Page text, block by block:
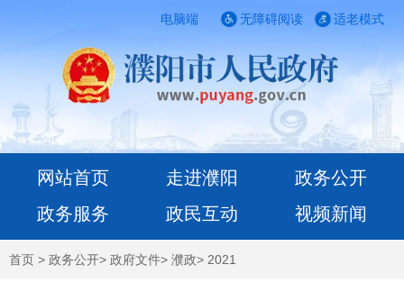
电脑端 适老模式
无障碍阅读
网站首页 走进濮阳
政务公开
政务服务
政民互动 视频新闻
首页 > 政务公开> 政府文件> 濮政> 2021